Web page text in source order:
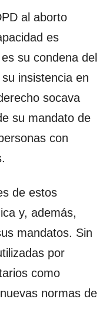
al aborto
es
su condena del
insistencia en
socava
su mandato de
con
de estos
y, además,
mandatos. Sin
por
como
normas de